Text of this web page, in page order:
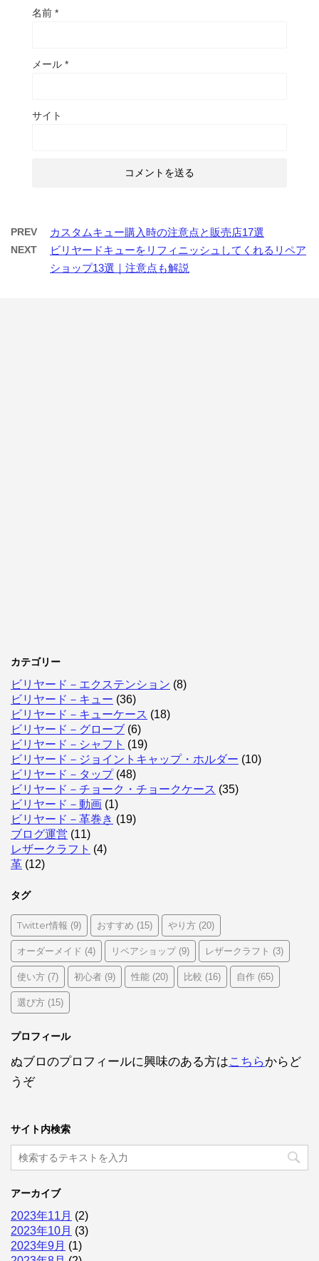
名前 *
メール *
サイト
PREV カスタムキュー購入時の注意点と販売店17選
NEXT
ビリヤードキューをリフィニッシュしてくれるリペア
ショップ13選｜注意点も解説
カテゴリー
ビリヤード－エクステンション (8)
ビリヤード－キュー (36)
ビリヤード－キューケース (18)
ビリヤード－グローブ (6)
ビリヤード－シャフト (19)
ビリヤード－ジョイントキャップ・ホルダー (10)
ビリヤード－タップ(48)
ビリヤード－チョーク・チョークケース (35)
ビリヤード－動画 (1)
ビリヤード－革巻き (19)
ブログ運営 (11)
レザークラフト (4)
革 (12)
タグ
Twitter情報 (9) おすすめ (15) やり方 (20)
オーダーメイド (4) リペアショップ(9) レザークラフト (3)
使い方 (7) 初心者 (9) 性能 (20) 比較 (16) 自作 (65)
選び方 (15)
プロフィール
ぬブロのプロフィールに興味のある方はこちらからど
うぞ
サイト内検索
アーカイブ
2023年11月 (2)
2023年10月 (3)
2023年9月 (1)